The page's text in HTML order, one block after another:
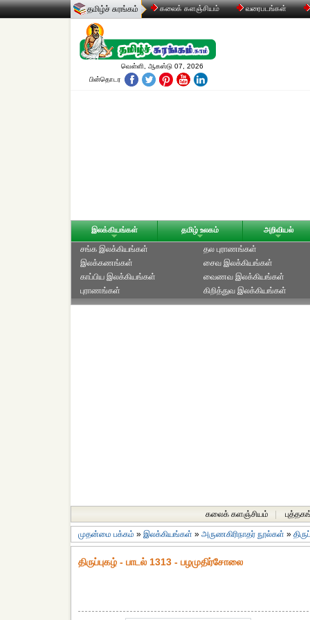
தமிழ்ச் சுரங்கம் கலைக் களஞ்சியம் வரைபடங்கள்
வெள்ளி, ஆகஸ்டு 07, 2026
பின்தொடர
இலக்கியங்கள் தமிழ் உலகம் அறிவியல்
சங்க இலக்கியங்கள்
இலக்கணங்கள்
காப்பிய இலக்கியங்கள்
புராணங்கள்
தல புராணங்கள்
சைவ இலக்கியங்கள்
வைணவ இலக்கியங்கள்
கிறித்துவ இலக்கியங்கள்
கலைக் களஞ்சியம்
முதன்மை பக்கம் » இலக்கியங்கள் » அருணகிரிநாதர் நூல்கள் »
திருப்புகழ் - பாடல் 1313 - பழமுதிர்சோலை